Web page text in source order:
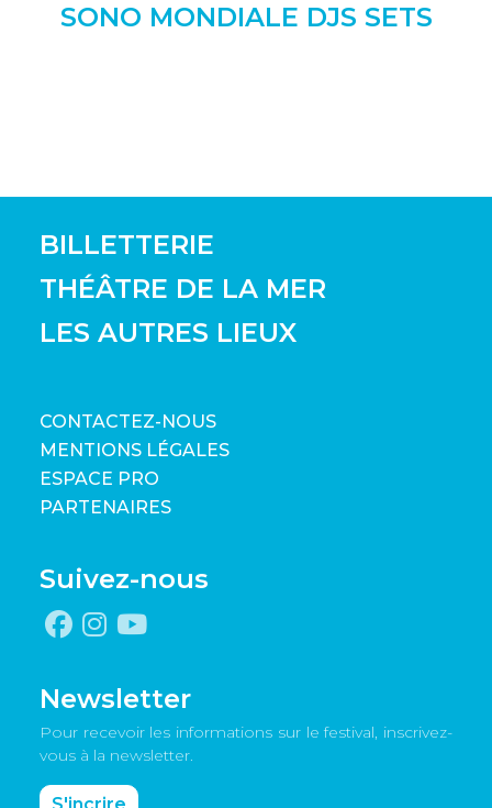
SONO MONDIALE DJS SETS
BILLETTERIE
THÉÂTRE DE LA MER
LES AUTRES LIEUX
CONTACTEZ-NOUS
MENTIONS LÉGALES
ESPACE PRO
PARTENAIRES
Suivez-nous
Newsletter
Pour recevoir les informations sur le festival, inscrivez-
vous à la newsletter.